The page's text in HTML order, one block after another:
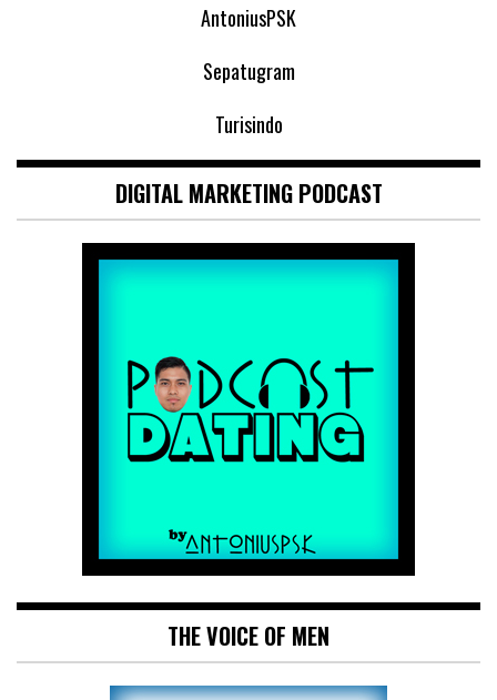
AntoniusPSK
Sepatugram
Turisindo
DIGITAL MARKETING PODCAST
THE VOICE OF MEN